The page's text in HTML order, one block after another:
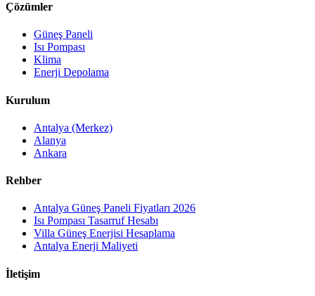
Çözümler
Güneş Paneli
Isı Pompası
Klima
Enerji Depolama
Kurulum
Antalya (Merkez)
Alanya
Ankara
Rehber
Antalya Güneş Paneli Fiyatları 2026
Isı Pompası Tasarruf Hesabı
Villa Güneş Enerjisi Hesaplama
Antalya Enerji Maliyeti
İletişim